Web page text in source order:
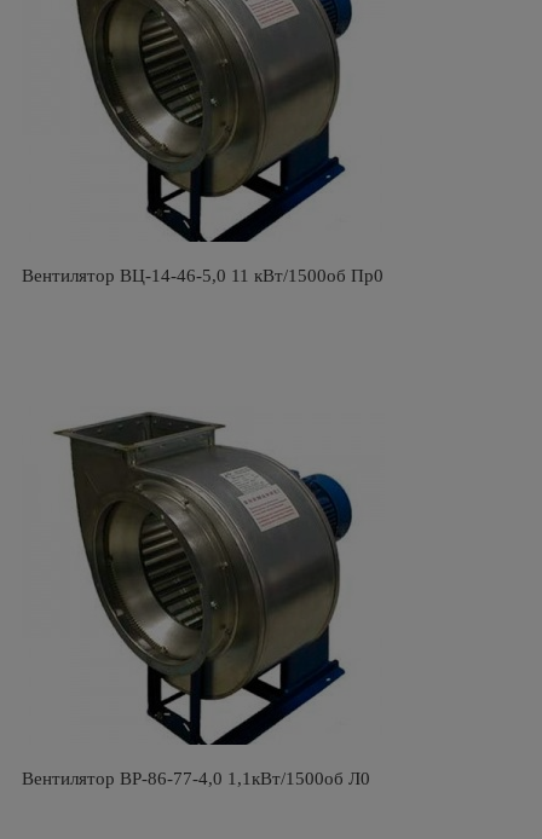
Вентилятор ВЦ-14-46-5,0 11 кВт/1500об Пр0
Вентилятор ВР-86-77-4,0 1,1кВт/1500об Л0